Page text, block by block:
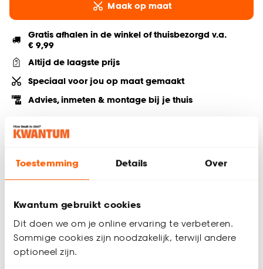
Toestemming Details Over
Kwantum gebruikt cookies
Dit doen we om je online ervaring te verbeteren.
Sommige cookies zijn noodzakelijk, terwijl andere
optioneel zijn.
Maak op maat
Gratis afhalen in de winkel of thuisbezorgd v.a.
€ 9,99
Altijd de laagste prijs
Speciaal voor jou op maat gemaakt
Advies, inmeten & montage bij je thuis
Deel jouw product & volg ons op social
Hulp nodig? Wij regelen het voor je!
Bestel een kleurstaal
Productomschrijving